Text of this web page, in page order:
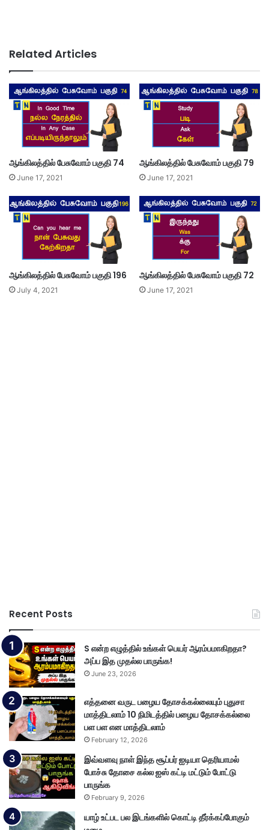
Related Articles
ஆங்கிலத்தில் பேசுவோம் பகுதி 74
June 17, 2021
ஆங்கிலத்தில் பேசுவோம் பகுதி 79
June 17, 2021
ஆங்கிலத்தில் பேசுவோம் பகுதி 196
July 4, 2021
ஆங்கிலத்தில் பேசுவோம் பகுதி 72
June 17, 2021
Recent Posts
S என்ற எழுத்தில் உங்கள் பெயர் ஆரம்பமாகிறதா?
அப்ப இத முதல்ல பாருங்க!
June 23, 2026
எத்தனை வருட பழைய தோசக்கல்லையும் புதுசா
மாத்திடலாம் 10 நிமிடத்தில் பழைய தோசக்கல்லை
பள பள என மாத்திடலாம்
February 12, 2026
இவ்வளவு நாள் இந்த சூப்பர் ஐடியா தெரியாமல்
போச்சு தோசை கல்ல ஐஸ் கட்டி மட்டும் போட்டு
பாருங்க
February 9, 2026
யாழ் உட்பட பல இடங்களில் கொட்டி தீர்க்கப்போகும்